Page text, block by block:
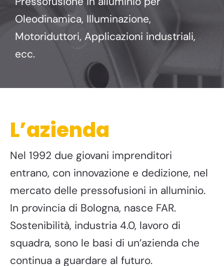
Oleodinamica, Illuminazione,
Motoriduttori, Applicazioni industriali,
ecc.
L’azienda
Nel 1992 due giovani imprenditori
entrano, con innovazione e dedizione, nel
mercato delle pressofusioni in alluminio.
In provincia di Bologna, nasce FAR.
Sostenibilità, industria 4.0, lavoro di
squadra, sono le basi di un’azienda che
continua a guardare al futuro.